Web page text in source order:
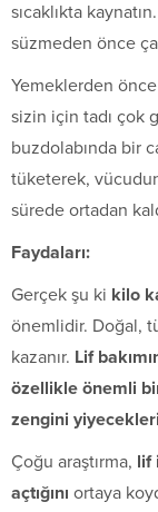
sıcaklıkta
süzmeden önce
Yemeklerden
sizin için tadı çok
buzdolabında bir
tüketerek,
sürede ortadan
Faydaları:
Gerçek şu ki kilo
önemlidir. Doğal,
kazanır. Lif
özellikle önemli
zengini
Çoğu araştırma, lif
açtığını ortaya